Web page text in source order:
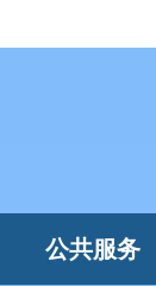
公共服务